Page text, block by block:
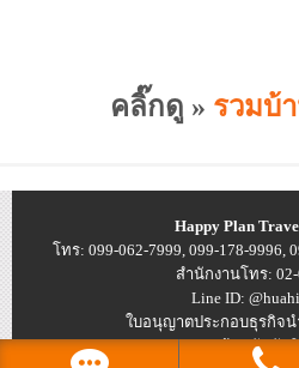
คลิ๊กดู » รวมบ้
Happy Plan
โทร: 099-062-7999, 099-178-9996,
สำนักงานโทร: 02-
Line ID:
ใบอนุญาตประกอบธุรกิจน
© 2026บ้านพักหัว